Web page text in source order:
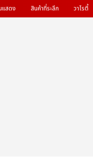
แสดง สินค้าที่ระลึก วาไรตี้